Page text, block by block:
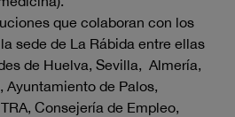
que colaboran con los
sede de La Rábida entre ellas
de Huelva, Sevilla, Almería,
Ayuntamiento de Palos,
Consejería de Empleo,